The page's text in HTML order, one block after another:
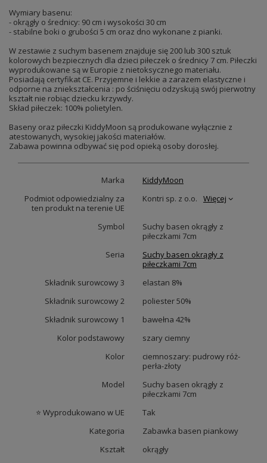
Wymiary basenu:
- okrągły o średnicy: 90 cm i wysokości 30 cm
- stabilne boki o grubości 5 cm oraz dno wykonane z pianki.
W zestawie z suchym basenem znajduje się 200 lub 300 sztuk
kolorowych bezpiecznych dla dzieci piłeczek o średnicy 7 cm. Piłeczki
wyprodukowane są w Europie z nietoksycznego materiału.
Posiadają certyfikat CE. Przyjemne i lekkie a zarazem elastyczne i
odporne na zniekształcenia : po ściśnięciu odzyskują swój pierwotny
kształt nie robiąc dziecku krzywdy.
Skład piłeczek: 100% polietylen.
Baseny oraz piłeczki KiddyMoon są produkowane wyłącznie z
atestowanych, wysokiej jakości materiałów.
Zabawa powinna odbywać się pod opieką osoby dorosłej.
Marka
KiddyMoon
Podmiot odpowiedzialny za
ten produkt na terenie UE
Kontri sp. z o.o. Więcej
Symbol
Suchy basen okrągły z
piłeczkami 7cm
Seria
Suchy basen okrągły z
piłeczkami 7cm
Składnik surowcowy 3
elastan 8%
Składnik surowcowy 2
poliester 50%
Składnik surowcowy 1
bawełna 42%
Kolor podstawowy
szary ciemny
Kolor
ciemnoszary: pudrowy róż-
perła-złoty
Model
Suchy basen okrągły z
piłeczkami 7cm
⭐ Wyprodukowano w UE
Tak
Kategoria
Zabawka basen piankowy
Kształt
okrągły